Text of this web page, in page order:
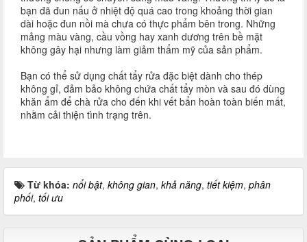
bạn đã đun nấu ở nhiệt độ quá cao trong khoảng thời gian
dài hoặc đun nồi mà chưa có thực phẩm bên trong. Những
mảng màu vàng, cầu vồng hay xanh dương trên bề mặt
không gây hại nhưng làm giảm thẩm mỹ của sản phẩm.
Bạn có thể sử dụng chất tẩy rửa đặc biệt dành cho thép
không gỉ, đảm bảo không chứa chất tẩy mòn và sau đó dùng
khăn ẩm để chà rửa cho đến khi vết bẩn hoàn toàn biến mất,
nhằm cải thiện tình trạng trên.
Từ khóa: nổi bật, không gian, khả năng, tiết kiệm, phân
phối, tối ưu